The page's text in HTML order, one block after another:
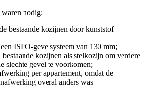
waren nodig:
bestaande kozijnen door kunststof
ISPO-gevelsysteem van 130 mm;
kozijnen als stelkozijn om verdere
slechte gevel te voorkomen;
per appartement, omdat de
overal anders was